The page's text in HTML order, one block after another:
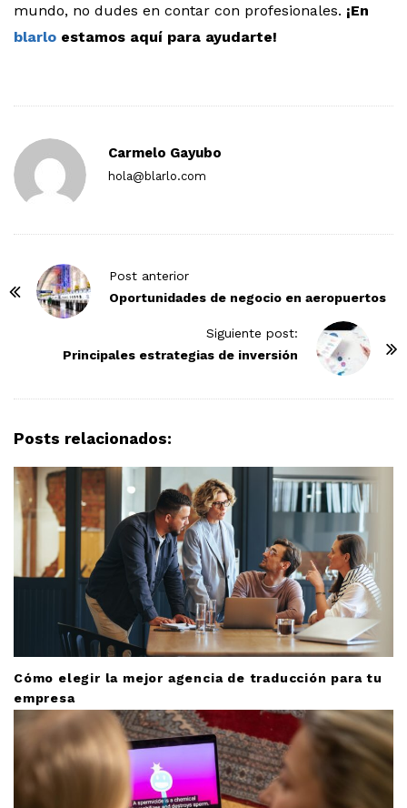
mundo, no dudes en contar con profesionales. ¡En
blarlo estamos aquí para ayudarte!
Carmelo Gayubo
hola@blarlo.com
Post anterior
Oportunidades de negocio en aeropuertos
Siguiente post:
Principales estrategias de inversión
Posts relacionados:
Cómo elegir la mejor agencia de traducción para tu
empresa